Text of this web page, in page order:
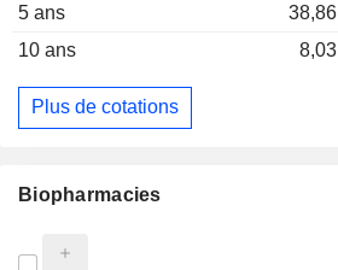
5 ans
38,86
10 ans
8,03
Plus de cotations
Biopharmacies